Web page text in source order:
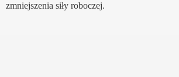
zmniejszenia siły roboczej.